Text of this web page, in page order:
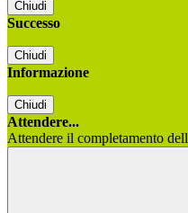
Chiudi
Successo
Chiudi
Informazione
Chiudi
Attendere...
Attendere il completamento